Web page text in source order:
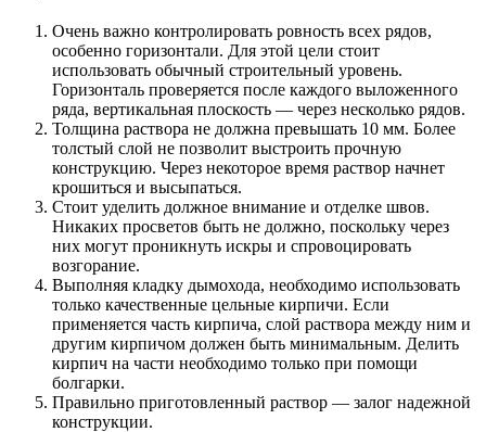
Очень важно контролировать ровность всех рядов,
особенно горизонтали. Для этой цели стоит
использовать обычный строительный уровень.
Горизонталь проверяется после каждого выложенного
ряда, вертикальная плоскость — через несколько рядов.
Толщина раствора не должна превышать 10 мм. Более
толстый слой не позволит выстроить прочную
конструкцию. Через некоторое время раствор начнет
крошиться и высыпаться.
Стоит уделить должное внимание и отделке швов.
Никаких просветов быть не должно, поскольку через
них могут проникнуть искры и спровоцировать
возгорание.
Выполняя кладку дымохода, необходимо использовать
только качественные цельные кирпичи. Если
применяется часть кирпича, слой раствора между ним и
другим кирпичом должен быть минимальным. Делить
кирпич на части необходимо только при помощи
болгарки.
Правильно приготовленный раствор — залог надежной
конструкции.